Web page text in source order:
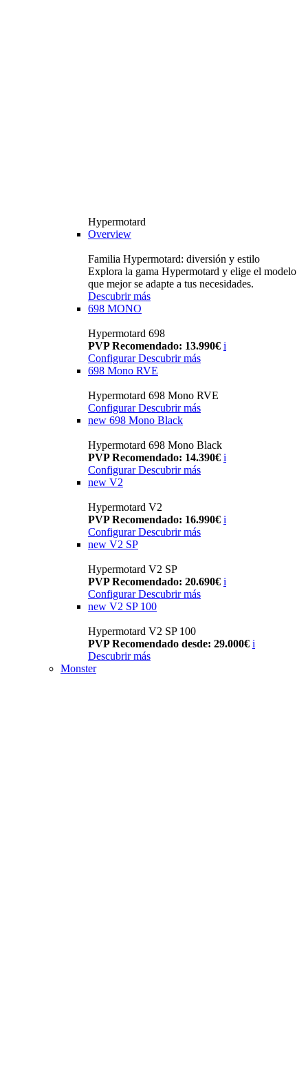
Hypermotard
Overview
Familia Hypermotard: diversión y estilo
Explora la gama Hypermotard y elige el modelo
que mejor se adapte a tus necesidades.
Descubrir más
698 MONO
Hypermotard 698
PVP Recomendado: 13.990€ i
ConfigurarDescubrir más
698 Mono RVE
Hypermotard 698 Mono RVE
Configurar Descubrir más
new 698 Mono Black
Hypermotard 698 Mono Black
PVP Recomendado: 14.390€ i
Configurar Descubrir más
new V2
Hypermotard V2
PVP Recomendado: 16.990€ i
Configurar Descubrir más
new V2 SP
Hypermotard V2 SP
PVP Recomendado: 20.690€ i
Configurar Descubrir más
new V2 SP 100
Hypermotard V2 SP 100
PVP Recomendado desde: 29.000€ i
Descubrir más
Monster